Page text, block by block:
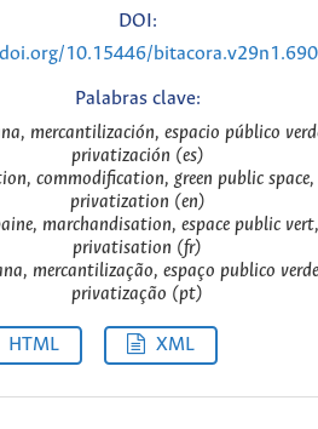
DOI:
10.15446/
Palabras clave:
mercantilización, espacio público
privatización (es)
commodification, green public
privatization (en)
marchandisation, espace public
privatisation (fr)
mercantilização, espaço publico
privatização (pt)
HTML XML